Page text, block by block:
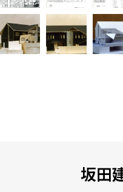
坂田